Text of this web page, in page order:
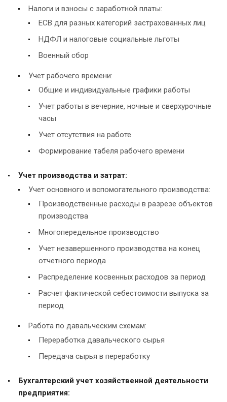
Налоги и взносы с заработной платы:
ЕСВ для разных категорий застрахованных лиц
НДФЛ и налоговые социальные льготы
Военный сбор
Учет рабочего времени:
Общие и индивидуальные графики работы
Учет работы в вечерние, ночные и сверхурочные
часы
Учет отсутствия на работе
Формирование табеля рабочего времени
Учет производства и затрат:
Учет основного и вспомогательного производства:
Производственные расходы в разрезе объектов
производства
Многопередельное производство
Учет незавершенного производства на конец
отчетного периода
Распределение косвенных расходов за период
Расчет фактической себестоимости выпуска за
период
Работа по давальческим схемам:
Переработка давальческого сырья
Передача сырья в переработку
Бухгалтерский учет хозяйственной деятельности
предприятия: